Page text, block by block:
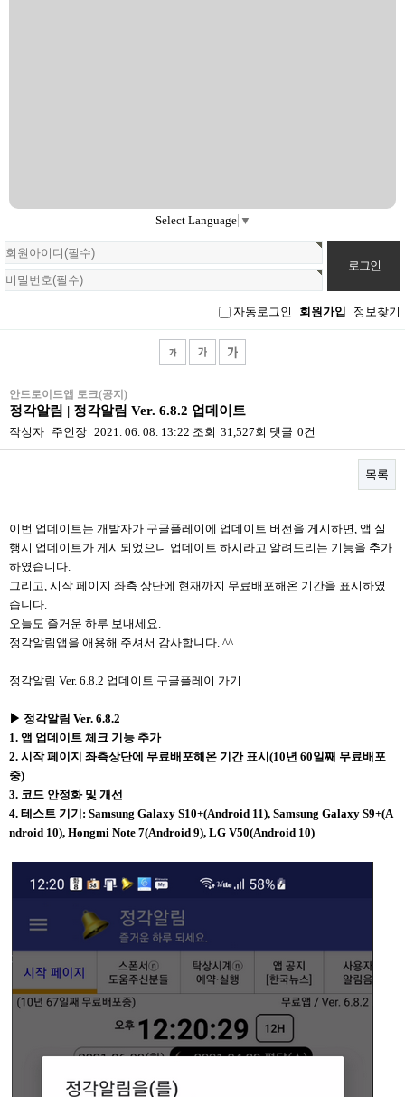
Select Language ▼
회
원
로
그
자동로그인 회원가입 정보찾기
안드로이드앱 토크(공지)
정각알림 | 정각알림 Ver. 6.8.2 업데이트
작성자 주인장 2021. 06. 08. 13:22 조회 31,527회 댓글 0건
목록
이번 업데이트는 개발자가 구글플레이에 업데이트 버전을 게시하면, 앱 실
행시 업데이트가 게시되었으니 업데이트 하시라고 알려드리는 기능을 추가
하였습니다.
그리고, 시작 페이지 좌측 상단에 현재까지 무료배포해온 기간을 표시하였
습니다.
오늘도 즐거운 하루 보내세요.
정각알림앱을 애용해 주셔서 감사합니다. ^^
정각알림 Ver. 6.8.2 업데이트 구글플레이 가기
▶ 정각알림 Ver. 6.8.2
1. 앱 업데이트 체크 기능 추가
2. 시작 페이지 좌측상단에 무료배포해온 기간 표시(10년 60일째 무료배포
중)
3. 코드 안정화 및 개선
4. 테스트 기기: Samsung Galaxy S10+(Android 11), Samsung Galaxy S9+(A
ndroid 10), Hongmi Note 7(Android 9), LG V50(Android 10)